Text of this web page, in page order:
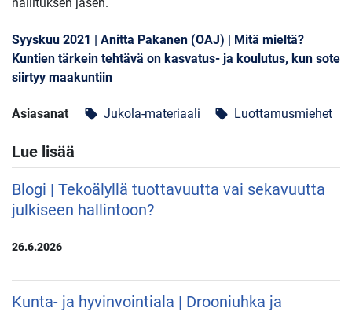
Syyskuu 2021 | Anitta Pakanen (OAJ) | Mitä mieltä?
Kuntien tärkein tehtävä on kasvatus- ja koulutus, kun sote
siirtyy maakuntiin
Asiasanat local_offer Jukola-materiaali local_offer Luottamusmiehet
Lue lisää
Blogi | Tekoälyllä tuottavuutta vai sekavuutta
julkiseen hallintoon?
26.6.2026
Kunta- ja hyvinvointiala | Drooniuhka ja